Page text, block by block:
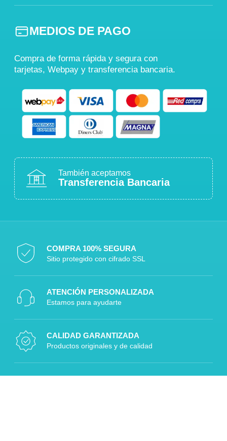
MEDIOS DE PAGO
Compra de forma rápida y segura con
tarjetas, Webpay y transferencia bancaria.
También aceptamos
Transferencia Bancaria
COMPRA 100% SEGURA
Sitio protegido con cifrado SSL
ATENCIÓN PERSONALIZADA
Estamos para ayudarte
CALIDAD GARANTIZADA
Productos originales y de calidad